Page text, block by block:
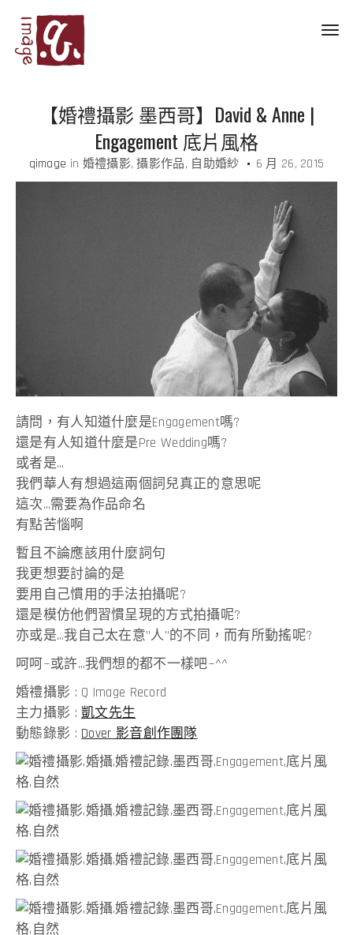
【婚禮攝影 墨西哥】David & Anne |
Engagement 底片風格
qimage in 婚禮攝影 攝影作品 自助婚紗 6 月 26, 2015
請問，有人知道什麼是Engagement嗎?
還是有人知道什麼是Pre Wedding嗎?
或者是…
我們華人有想過這兩個詞兒真正的意思呢
這次…需要為作品命名
有點苦惱啊
暫且不論應該用什麼詞句
我更想要討論的是
要用自己慣用的手法拍攝呢?
還是模仿他們習慣呈現的方式拍攝呢?
亦或是…我自己太在意”人”的不同，而有所動搖呢?
呵呵~或許…我們想的都不一樣吧~^^
婚禮攝影 : Q Image Record
主力攝影 :凱文先生
動態錄影 : Dover 影音創作團隊